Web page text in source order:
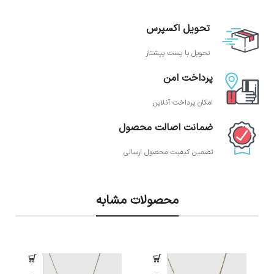
تحویل اکسپرس
تحویل با پست پیشتاز
پرداخت امن
امکان پرداخت آنلاین
ضمانت اصالت محصول
تضمین کیفیت محصول ارسالی
محصولات مشابه